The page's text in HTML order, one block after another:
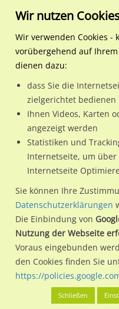
Regionale
Heeper Str.
Nutze günstige
98im Ortsteil Innenstadt)
Wir erheben für jede
aktuelle
kannst du dich schon vor
Standort, seine
eventuelle
Werbeinhalten
Alles klar? Dann findest
Wir nutzen
Wir verwenden Cookies -
vorübergehend auf
dienen dazu:
dass Sie die
zielgerichtet bedienen
Ihnen Videos, Karten
angezeigt werden
Statistiken und
Internetseite, um
Internetseite
Sie können Ihre
Datenschutzerklärungen
Die Einbindung von
Nutzung der Webseite
Voraus eingebunden
den Cookies finden Sie
https://
Schließen